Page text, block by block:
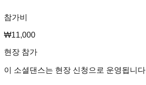
참가비
₩11,000
현장 참가
이 소셜댄스는 현장 신청으로 운영됩니다